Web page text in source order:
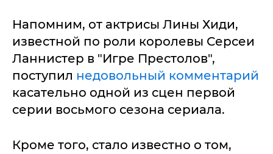
Напомним, от актрисы Лины Хиди,
известной по роли королевы Серсеи
Ланнистер в "Игре Престолов",
поступил недовольный комментарий
касательно одной из сцен первой
серии восьмого сезона сериала.
Кроме того, стало известно о том,